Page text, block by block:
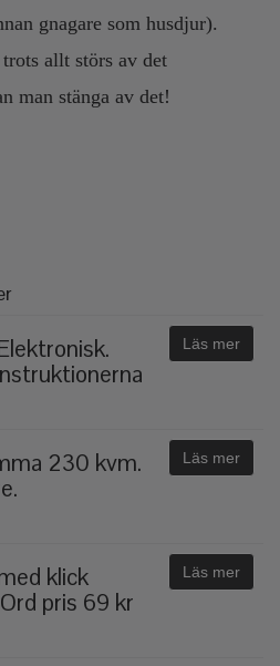
gnagare som husdjur).
allt störs av det
man stänga av det!
Läs mer
230 kvm.
Läs mer
klick
pris 69 kr
Läs mer